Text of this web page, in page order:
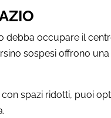
debba occupare il
sospesi offrono
spazi ridotti, puoi